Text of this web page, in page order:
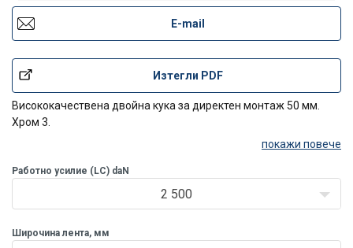
E-mail
Изтегли PDF
Висококачествена двойна кука за директен монтаж 50 мм.
Хром 3.
покажи повече
Работно усилие (LC) daN
2 500
Широчина лента, мм